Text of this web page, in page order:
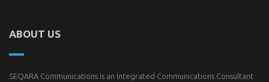
ABOUT US
SEQARA Communications is an Integrated Communications Consultant